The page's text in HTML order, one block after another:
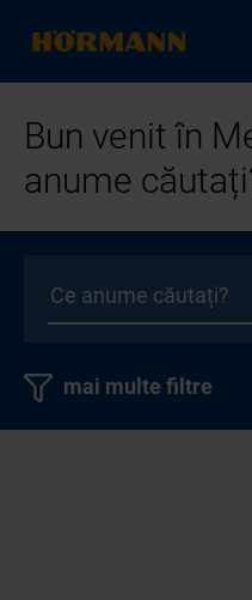
Bun venit în
anume
mai multe filtre